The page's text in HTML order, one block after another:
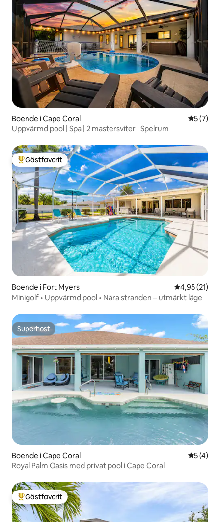
Boende i Cape Coral 5 av 5 i
5 (7)
Uppvärmd pool | Spa | 2 mastersviter | Spelrum
Populär gästfavorit
Gästfavorit
Boende i Fort Myers 4,95 av 5 i
4,95 (21)
Minigolf • Uppvärmd pool • Nära stranden – utmärkt läge
Superhost
Superhost
Boende i Cape Coral 5 av 5 i
5 (4)
Royal Palm Oasis med privat pool i Cape Coral
Populär gästfavorit
Gästfavorit